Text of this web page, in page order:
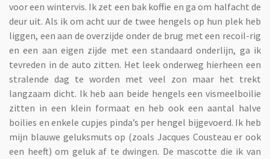
voor een wintervis. Ik zet een bak koffie en ga om halfacht de
deur uit. Als ik om acht uur de twee hengels op hun plek heb
liggen, een aan de overzijde onder de brug met een recoil-rig
en een aan eigen zijde met een standaard onderlijn, ga ik
tevreden in de auto zitten. Het leek onderweg hierheen een
stralende dag te worden met veel zon maar het trekt
langzaam dicht. Ik heb aan beide hengels een vismeelboilie
zitten in een klein formaat en heb ook een aantal halve
boilies en enkele cupjes pinda’s per hengel bijgevoerd. Ik heb
mijn blauwe geluksmuts op (zoals Jacques Cousteau er ook
een heeft) om geluk af te dwingen. De mascotte die ik van